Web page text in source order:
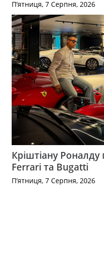
П’ятниця, 7 Серпня, 2026
Кріштіану Роналду
Ferrari та Bugatti
П’ятниця, 7 Серпня, 2026